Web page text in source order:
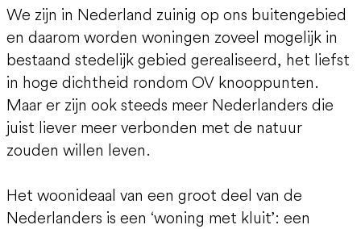
We zijn in Nederland zuinig op ons buitengebied
en daarom worden woningen zoveel mogelijk in
bestaand stedelijk gebied gerealiseerd, het liefst
in hoge dichtheid rondom OV knooppunten.
Maar er zijn ook steeds meer Nederlanders die
juist liever meer verbonden met de natuur
zouden willen leven.
Het woonideaal van een groot deel van de
Nederlanders is een ‘woning met kluit’: een